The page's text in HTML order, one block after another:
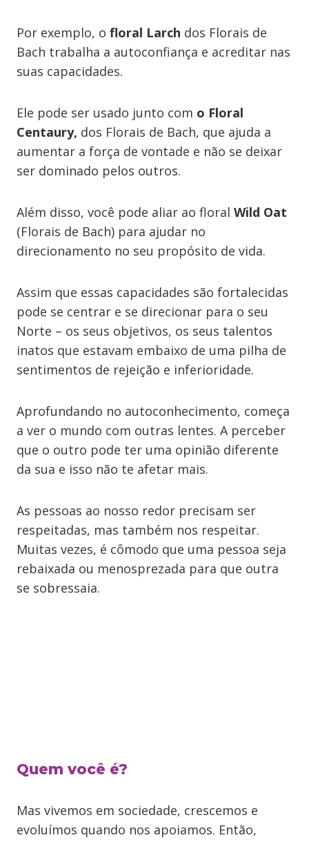
Por exemplo, o floral Larch dos Florais de
Bach trabalha a autoconfiança e acreditar nas
suas capacidades.
Ele pode ser usado junto com o Floral
Centaury, dos Florais de Bach, que ajuda a
aumentar a força de vontade e não se deixar
ser dominado pelos outros.
Além disso, você pode aliar ao floral Wild Oat
(Florais de Bach) para ajudar no
direcionamento no seu propósito de vida.
Assim que essas capacidades são fortalecidas
pode se centrar e se direcionar para o seu
Norte – os seus objetivos, os seus talentos
inatos que estavam embaixo de uma pilha de
sentimentos de rejeição e inferioridade.
Aprofundando no autoconhecimento, começa
a ver o mundo com outras lentes. A perceber
que o outro pode ter uma opinião diferente
da sua e isso não te afetar mais.
As pessoas ao nosso redor precisam ser
respeitadas, mas também nos respeitar.
Muitas vezes, é cômodo que uma pessoa seja
rebaixada ou menosprezada para que outra
se sobressaia.
Quem você é?
Mas vivemos em sociedade, crescemos e
evoluímos quando nos apoiamos. Então,